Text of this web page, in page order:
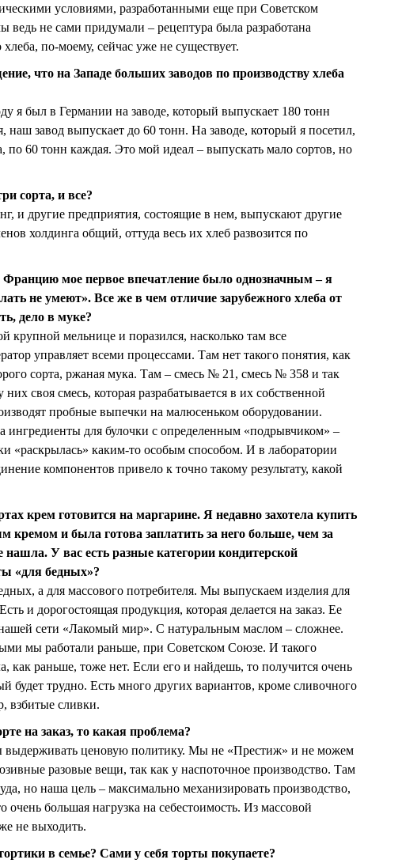
условиями, разработанными еще при Советском
не сами придумали – рецептура была разработана
по-моему, сейчас уже не существует.
что на Западе больших заводов по производству хлеба
я был в Германии на заводе, который выпускает 180 тонн
наш завод выпускает до 60 тонн. На заводе, который я посетил,
по 60 тонн каждая. Это мой идеал – выпускать мало сортов, но
сорта, и все?
и другие предприятия, состоящие в нем, выпускают другие
холдинга общий, оттуда весь их хлеб развозится по
мое первое впечатление было однозначным – я
не умеют». Все же в чем отличие зарубежного хлеба от
дело в муке?
мельнице и поразился, насколько там все
управляет всеми процессами. Там нет такого понятия, как
сорта, ржаная мука. Там – смесь № 21, смесь № 358 и так
своя смесь, которая разрабатывается в их собственной
пробные выпечки на малюсеньком оборудовании.
ингредиенты для булочки с определенным «подрывчиком» –
«раскрылась» каким-то особым способом. И в лаборатории
компонентов привело к точно такому результату, какой
крем готовится на маргарине. Я недавно захотела купить
кремом и была готова заплатить за него больше, чем за
У вас есть разные категории кондитерской
«для бедных»?
а для массового потребителя. Мы выпускаем изделия для
и дорогостоящая продукция, которая делается на заказ. Ее
сети «Лакомый мир». С натуральным маслом – сложнее.
мы работали раньше, при Советском Союзе. И такого
как раньше, тоже нет. Если его и найдешь, то получится очень
будет трудно. Есть много других вариантов, кроме сливочного
взбитые сливки.
на заказ, то какая проблема?
ценовую политику. Мы не «Престиж» и не можем
разовые вещи, так как у наспоточное производство. Там
но наша цель – максимально механизировать производство,
очень большая нагрузка на себестоимость. Из массовой
не выходить.
в семье? Сами у себя торты покупаете?